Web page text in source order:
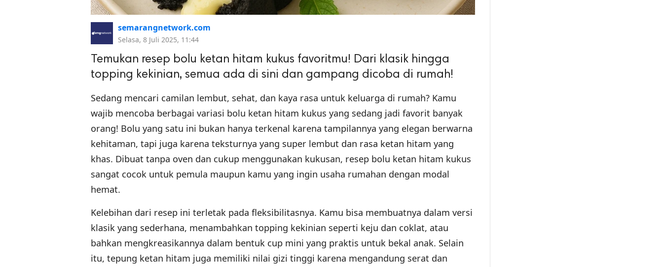
semarangnetwork.com
Selasa, 8 Juli 2025, 11:44
Temukan resep bolu ketan hitam kukus favoritmu! Dari klasik hingga
topping kekinian, semua ada di sini dan gampang dicoba di rumah!
Sedang mencari camilan lembut, sehat, dan kaya rasa untuk keluarga di rumah? Kamu
wajib mencoba berbagai variasi bolu ketan hitam kukus yang sedang jadi favorit banyak
orang! Bolu yang satu ini bukan hanya terkenal karena tampilannya yang elegan berwarna
kehitaman, tapi juga karena teksturnya yang super lembut dan rasa ketan hitam yang
khas. Dibuat tanpa oven dan cukup menggunakan kukusan, resep bolu ketan hitam kukus
sangat cocok untuk pemula maupun kamu yang ingin usaha rumahan dengan modal
hemat.
Kelebihan dari resep ini terletak pada fleksibilitasnya. Kamu bisa membuatnya dalam versi
klasik yang sederhana, menambahkan topping kekinian seperti keju dan coklat, atau
bahkan mengkreasikannya dalam bentuk cup mini yang praktis untuk bekal anak. Selain
itu, tepung ketan hitam juga memiliki nilai gizi tinggi karena mengandung serat dan